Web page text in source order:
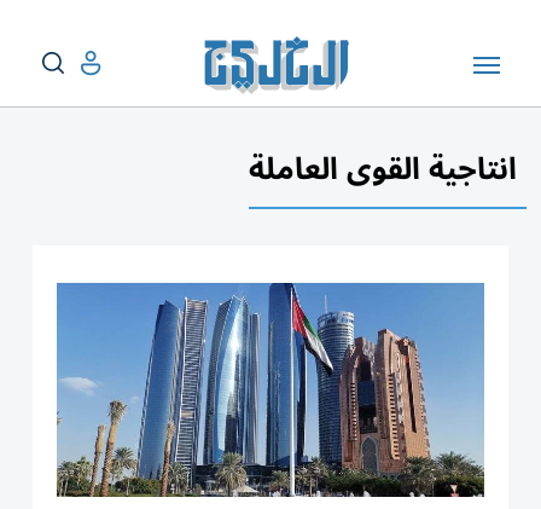
انتاجية القوى العاملة